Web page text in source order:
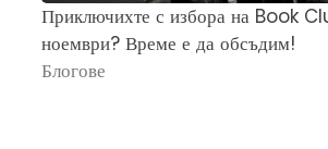
Приключихте с избора на Book
ноември? Време е да обсъдим!
Блогове